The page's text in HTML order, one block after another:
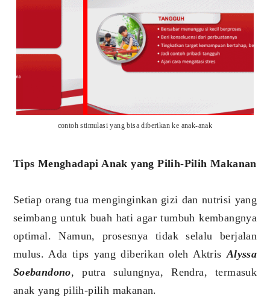
contoh stimulasi yang bisa diberikan ke anak-anak
Tips Menghadapi Anak yang Pilih-Pilih Makanan
Setiap orang tua menginginkan gizi dan nutrisi yang
seimbang untuk buah hati agar tumbuh kembangnya
optimal. Namun, prosesnya tidak selalu berjalan
mulus. Ada tips yang diberikan oleh Aktris Alyssa
Soebandono, putra sulungnya, Rendra, termasuk
anak yang pilih-pilih makanan.